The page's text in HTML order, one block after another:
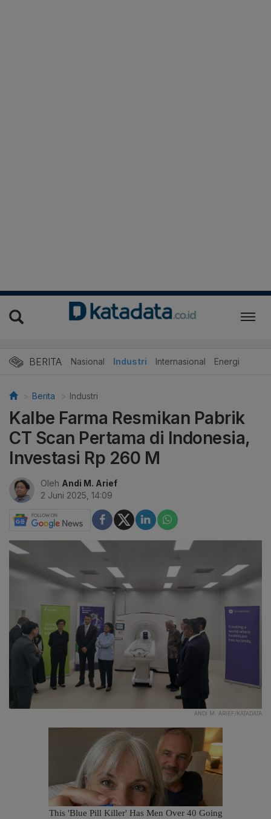
BERITA Nasional Industri Internasional Energi
Berita Industri
Kalbe Farma Resmikan Pabrik
CT Scan Pertama di Indonesia,
Investasi Rp 260 M
Oleh Andi M. Arief
2 Juni 2025, 14:09
ANDI M. ARIEF/KATADATA